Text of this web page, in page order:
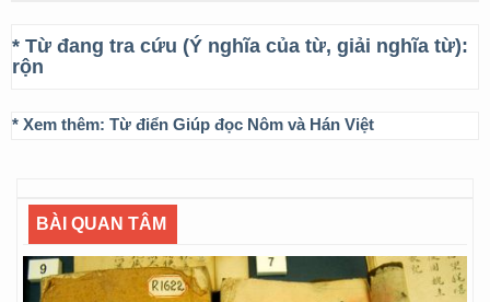
* Từ đang tra cứu (Ý nghĩa của từ, giải nghĩa từ):
rộn
* Xem thêm: Từ điển Giúp đọc Nôm và Hán Việt
BÀI QUAN TÂM